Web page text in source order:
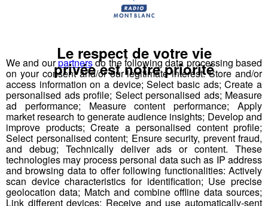
Comblorane
Aurélien Astre, directeur de l'Office de Tourisme de
Combloux, était notre invité pour présenter La
Comblorane, un événement phare du trail en Haute-
Savoie.
La Matinale des Super Lève-Tôt
Challenge Trail Radio Mont Blanc
We and ourpartnersdo the following data processing based
on your consent and/or our legitimate interest: Store and/or
access information on a device; Select basic ads; Create a
personalised ads profile; Select personalised ads; Measure
ad performance; Measure content performance; Apply
market research to generate audience insights; Develop and
improve products; Create a personalised content profile;
Select personalised content; Ensure security, prevent fraud,
and debug; Technically deliver ads or content. These
technologies may process personal data such as IP address
and browsing data to offer following functionalities: Actively
scan device characteristics for identification; Use precise
geolocation data; Match and combine offline data sources;
Link different devices; Receive and use automatically-sent
Le respect de votre vie
privée est notre priorité